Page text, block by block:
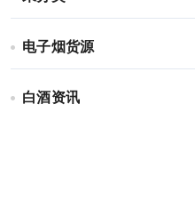
电子烟货源
白酒资讯